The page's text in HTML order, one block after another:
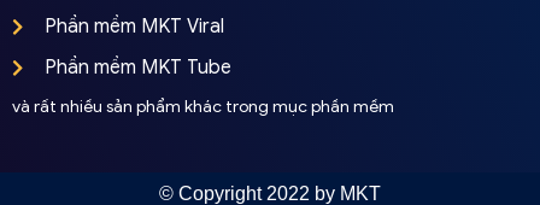
Phần mềm MKT Viral
Phần mềm MKT Tube
và rất nhiều sản phẩm khác trong mục phần mềm
© Copyright 2022 by MKT